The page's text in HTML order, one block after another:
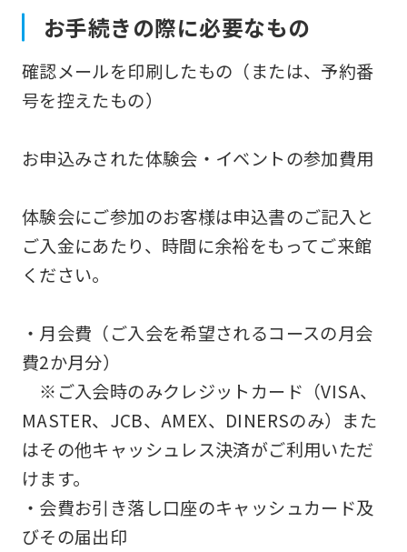
お手続きの際に必要なもの
確認メールを印刷したもの（または、予約番
号を控えたもの）
お申込みされた体験会・イベントの参加費用
体験会にご参加のお客様は申込書のご記入と
ご入金にあたり、時間に余裕をもってご来館
ください。
・月会費（ご入会を希望されるコースの月会
費2か月分）
※ご入会時のみクレジットカード（VISA、
MASTER、JCB、AMEX、DINERSのみ）また
はその他キャッシュレス決済がご利用いただ
けます。
・会費お引き落し口座のキャッシュカード及
びその届出印